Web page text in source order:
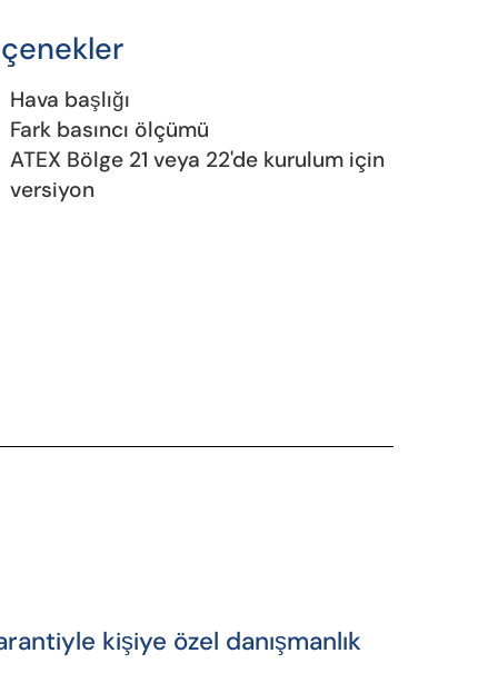
Hava başlığı
Fark basıncı ölçümü
ATEX Bölge 21 veya 22'de kurulum için
versiyon
kişiye özel danışmanlık